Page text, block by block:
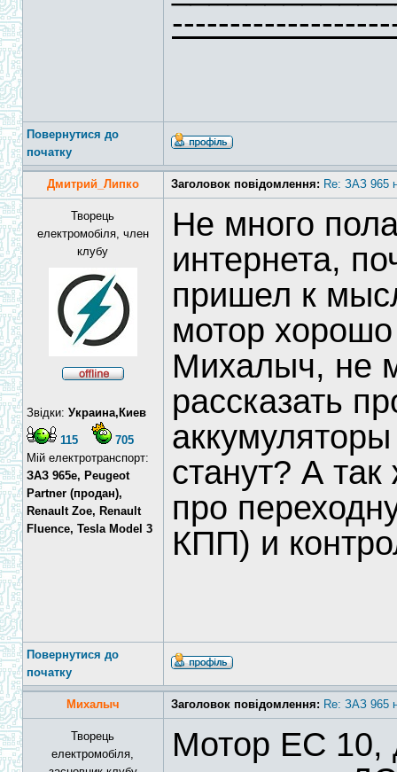
Повернутися до
початку
Дмитрий_Липко Заголовок повідомлення: Re: ЗАЗ 965
Творець
електромобіля, член
клубу
Звідки: Украина,Киев
115
705
Мій електротранспорт:
ЗАЗ 965e, Peugeot
Partner (продан),
Renault Zoe, Renault
Fluence, Tesla Model 3
Не много
интернета,
пришел к
мотор
Михалыч, не
рассказать
станут? А
про
КПП) и
Повернутися до
початку
Михалыч Заголовок повідомлення: Re: ЗАЗ 965
Творець
електромобіля,
Мотор ЕС 10,